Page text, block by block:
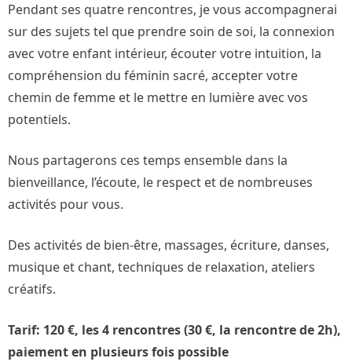
Pendant ses quatre rencontres, je vous accompagnerai
sur des sujets tel que prendre soin de soi, la connexion
avec votre enfant intérieur, écouter votre intuition, la
compréhension du féminin sacré, accepter votre
chemin de femme et le mettre en lumière avec vos
potentiels.
Nous partagerons ces temps ensemble dans la
bienveillance, l’écoute, le respect et de nombreuses
activités pour vous.
Des activités de bien-être, massages, écriture, danses,
musique et chant, techniques de relaxation, ateliers
créatifs.
Tarif: 120 €, les 4 rencontres (30 €, la rencontre de 2h),
paiement en plusieurs fois possible